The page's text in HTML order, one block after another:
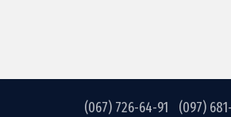
(067) 726-64-91 (097)